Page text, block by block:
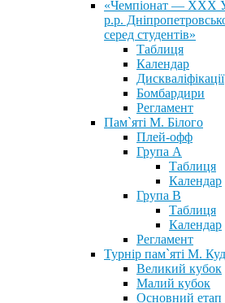
«Чемпіонат — ХХХ
р.р.
серед студентів»
Таблиця
Календар
Дискваліфікації
Бомбардири
Регламент
Пам`яті М. Білого
Плей-офф
Група А
Таблиця
Календар
Група В
Таблиця
Календар
Регламент
Турнір пам`яті М.
Великий кубок
Малий кубок
Основний етап